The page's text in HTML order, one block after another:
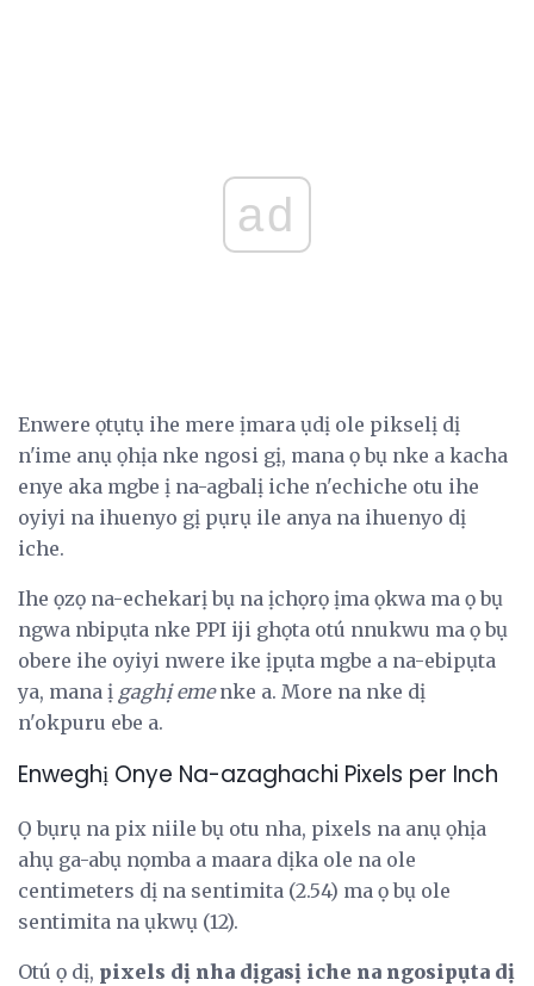
ad
Enwere ọtụtụ ihe mere ịmara ụdị ole pikselị dị
n'ime anụ ọhịa nke ngosi gị, mana ọ bụ nke a kacha
enye aka mgbe ị na-agbalị iche n'echiche otu ihe
oyiyi na ihuenyo gị pụrụ ile anya na ihuenyo dị
iche.
Ihe ọzọ na-echekarị bụ na ịchọrọ ịma ọkwa ma ọ bụ
ngwa nbipụta nke PPI iji ghọta otú nnukwu ma ọ bụ
obere ihe oyiyi nwere ike ịpụta mgbe a na-ebipụta
ya, mana ị gaghị emenke a. More na nke dị
n'okpuru ebe a.
Enweghị Onye Na-azaghachi Pixels per Inch
Ọ bụrụ na pix niile bụ otu nha, pixels na anụ ọhịa
ahụ ga-abụ nọmba a maara dịka ole na ole
centimeters dị na sentimita (2.54) ma ọ bụ ole
sentimita na ụkwụ (12).
Otú ọ dị, pixels dị nha dịgasị iche na ngosipụta dị